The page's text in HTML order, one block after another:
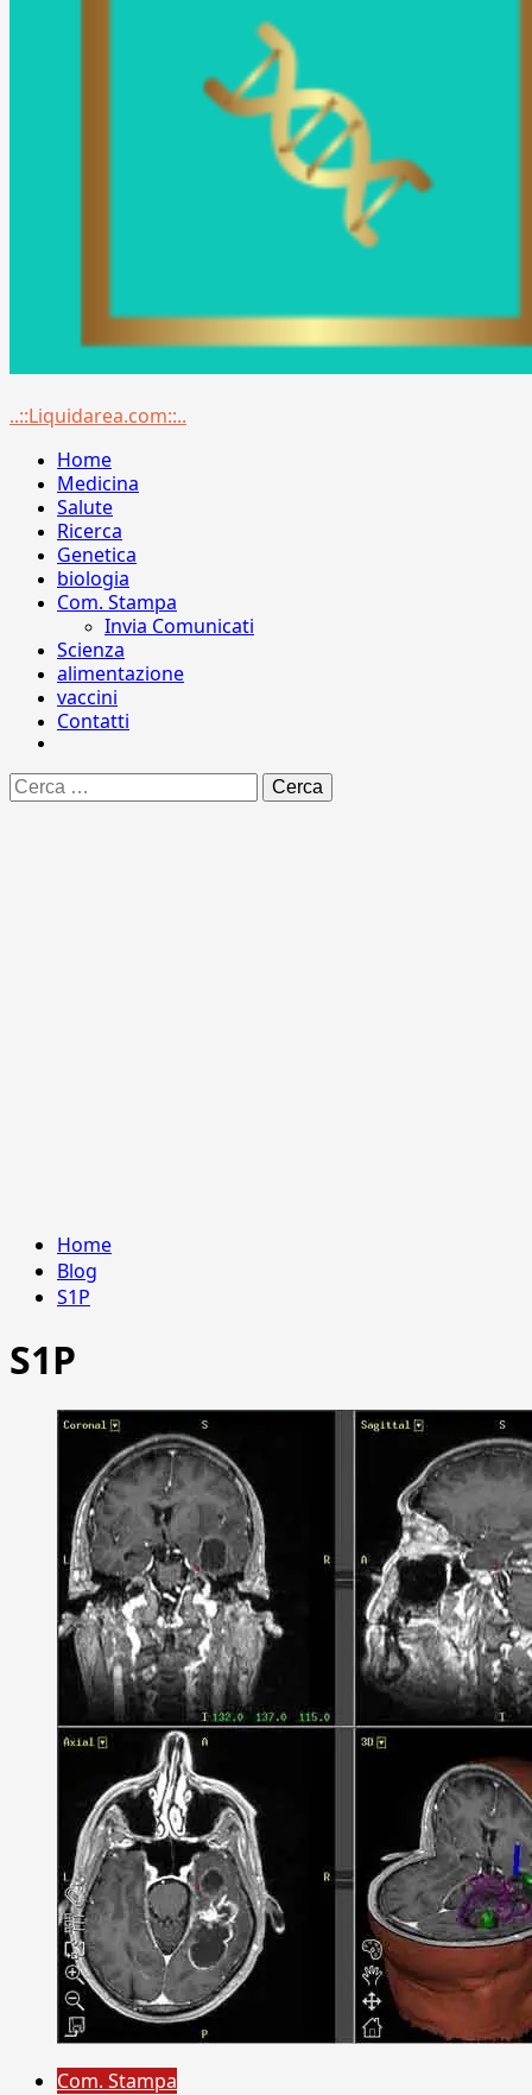
Menu
..::Liquidarea.com::..
Home
Medicina
Salute
Ricerca
Genetica
biologia
Com. Stampa
Invia Comunicati
Scienza
alimentazione
vaccini
Contatti
Ricerca
per:
Home
Blog
S1P
S1P
Com. Stampa